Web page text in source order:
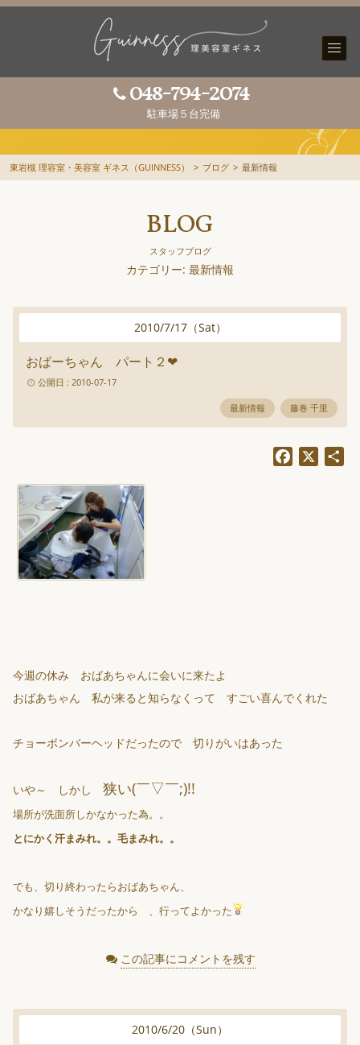
048-794-2074
駐車場５台完備
東岩槻 理容室・美容室 ギネス（GUINNESS） > ブログ > 最新情報
BLOG
スタッフブログ
カテゴリー: 最新情報
2010/7/17（Sat）
おばーちゃん パート２❤
公開日 : 2010-07-17
最新情報 藤巻 千里
Facebook
今週の休み おばあちゃんに会いに来たよ
おばあちゃん 私が来ると知らなくって すごい喜んでくれた
チョーボンバーヘッドだったので 切りがいはあった
いや～ しかし 狭い(￣▽￣;)!!
場所が洗面所しかなかった為。。
とにかく汗まみれ。。毛まみれ。。
でも、切り終わったらおばあちゃん、
かなり嬉しそうだったから 、行ってよかった
この記事にコメントを残す
2010/6/20 （Sun）